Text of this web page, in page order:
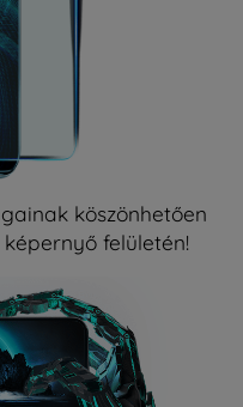
köszönhetően
felületén!